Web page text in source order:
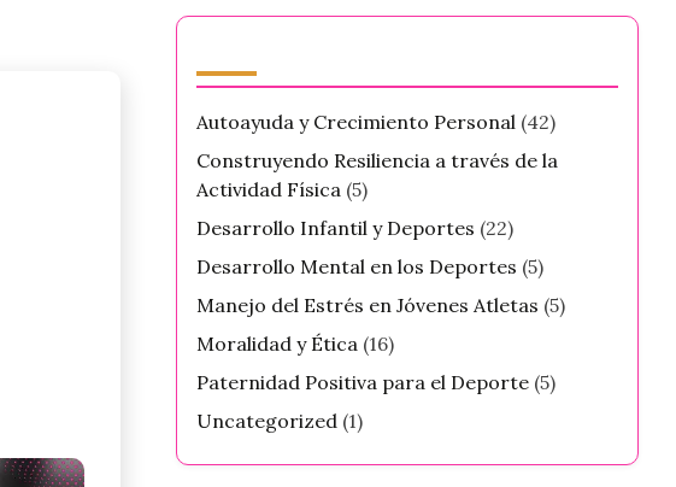
Autoayuda y Crecimiento Personal(42)
Construyendo Resiliencia a través de la
Actividad Física(5)
Desarrollo Infantil y Deportes (22)
Desarrollo Mental en los Deportes (5)
Manejo del Estrés en Jóvenes Atletas (5)
Moralidad y Ética(16)
Paternidad Positiva para el Deporte(5)
Uncategorized(1)